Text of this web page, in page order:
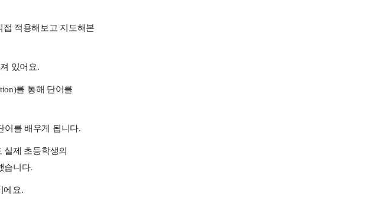
접 적용해보고 지도해본
있어요.
를 통해 단어를
어를 배우게 됩니다.
제 초등학생의
습니다.
에요.